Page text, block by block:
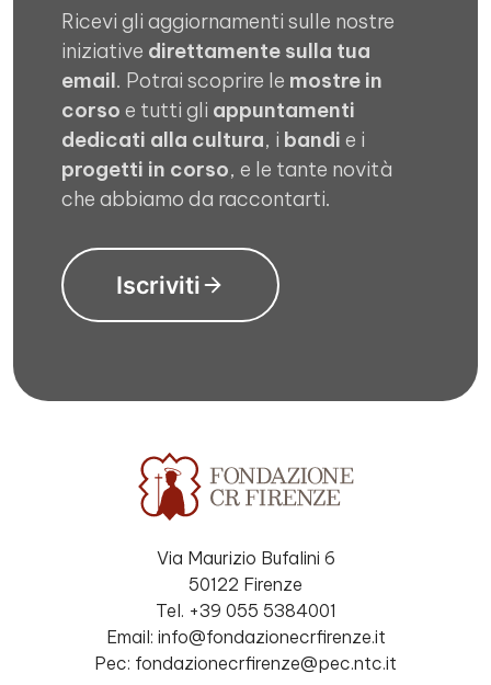
Ricevi gli aggiornamenti sulle nostre
iniziative direttamente sulla tua
email. Potrai scoprire le mostre in
corso e tutti gli appuntamenti
dedicati alla cultura, i bandi e i
progetti in corso, e le tante novità
che abbiamo da raccontarti.
Iscriviti
Via Maurizio Bufalini 6
50122 Firenze
Tel. +39 055 5384001
Email: info@fondazionecrfirenze.it
Pec: fondazionecrfirenze@pec.ntc.it